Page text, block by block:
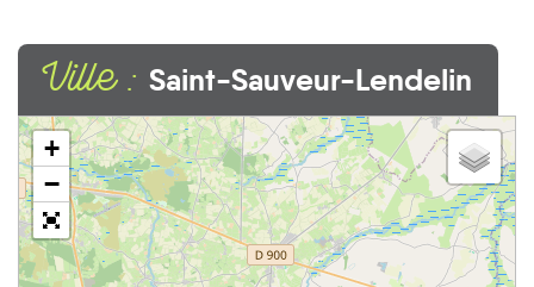
Ville : Saint-Sauveur-Lendelin
+
−